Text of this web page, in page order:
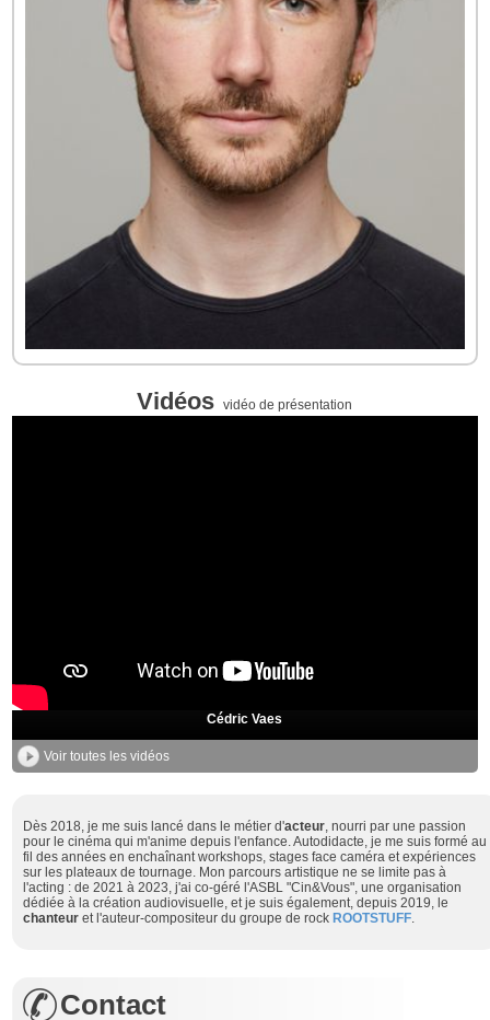
Vidéos vidéo de présentation
Cédric Vaes
Voir toutes les vidéos
Dès 2018, je me suis lancé dans le métier d'acteur , nourri par une passion
pour le cinéma qui m'anime depuis l'enfance. Autodidacte, je me suis formé au
fil des années en enchaînant workshops, stages face caméra et expériences
sur les plateaux de tournage. Mon parcours artistique ne se limite pas à
l'acting : de 2021 à 2023, j'ai co-géré l'ASBL "Cin&Vous", une organisation
dédiée à la création audiovisuelle, et je suis également, depuis 2019, le
chanteur et l'auteur-compositeur du groupe de rockROOTSTUFF
Contact